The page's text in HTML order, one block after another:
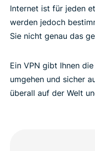
Internet ist für jeden
werden jedoch
Sie nicht genau das
Ein VPN gibt Ihnen
umgehen und sicher
überall auf der Welt